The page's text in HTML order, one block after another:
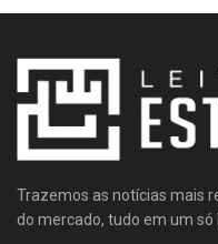
Trazemos as notícias mais
do mercado, tudo em um só